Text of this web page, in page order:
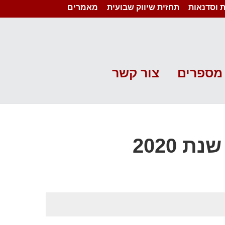
וסדנאות תחזית שיווק שבועית מאמרים
מספרים צור קשר